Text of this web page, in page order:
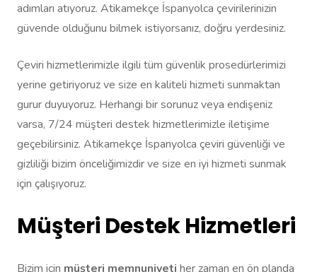
adımları atıyoruz. Atikamekçe İspanyolca çevirilerinizin
güvende olduğunu bilmek istiyorsanız, doğru yerdesiniz.
Çeviri hizmetlerimizle ilgili tüm güvenlik prosedürlerimizi
yerine getiriyoruz ve size en kaliteli hizmeti sunmaktan
gurur duyuyoruz. Herhangi bir sorunuz veya endişeniz
varsa, 7/24 müşteri destek hizmetlerimizle iletişime
geçebilirsiniz. Atikamekçe İspanyolca çeviri güvenliği ve
gizliliği bizim önceliğimizdir ve size en iyi hizmeti sunmak
için çalışıyoruz.
Müşteri Destek Hizmetleri
Bizim için müşteri memnuniyeti her zaman en ön planda